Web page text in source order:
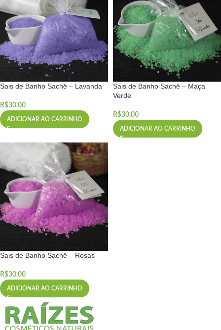
Sais de Banho Sachê – Lavanda
R$30,00
ADICIONAR AO CARRINHO
Sais de Banho Sachê – Maça
Verde
R$30,00
ADICIONAR AO CARRINHO
Sais de Banho Sachê – Rosas
R$30,00
ADICIONAR AO CARRINHO